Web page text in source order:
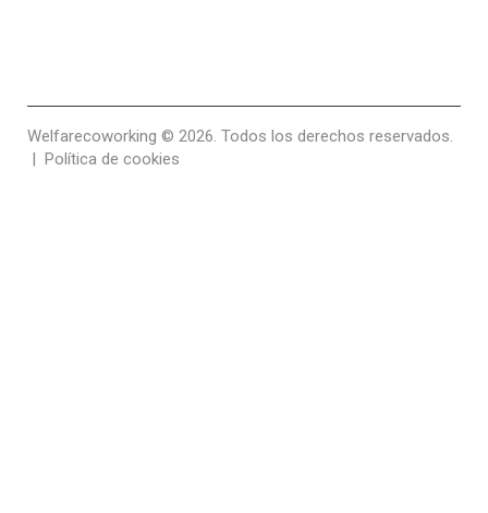
Welfarecoworking © 2026. Todos los derechos reservados.
Política de cookies